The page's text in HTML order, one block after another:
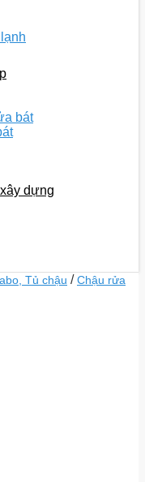
bát
dựng
Tủ chậu / Chậu rửa